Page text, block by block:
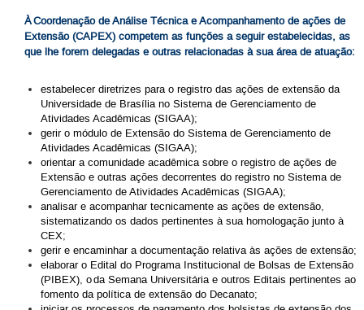
À Coordenação de Análise Técnica e Acompanhamento de ações de
Extensão (CAPEX) competem as funções a seguir estabelecidas, as
que lhe forem delegadas e outras relacionadas à sua área de atuação:
estabelecer diretrizes para o registro das ações de extensão da
Universidade de Brasília no Sistema de Gerenciamento de
Atividades Acadêmicas (SIGAA);
gerir o módulo de Extensão do Sistema de Gerenciamento de
Atividades Acadêmicas (SIGAA);
orientar a comunidade acadêmica sobre o registro de ações de
Extensão e outras ações decorrentes do registro no Sistema de
Gerenciamento de Atividades Acadêmicas (SIGAA);
analisar e acompanhar tecnicamente as ações de extensão,
sistematizando os dados pertinentes à sua homologação junto à
CEX;
gerir e encaminhar a documentação relativa às ações de extensão;
elaborar o Edital do Programa Institucional de Bolsas de Extensão
(PIBEX), o da Semana Universitária e outros Editais pertinentes ao
fomento da política de extensão do Decanato;